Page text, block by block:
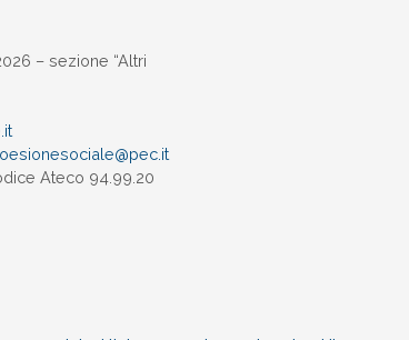
– sezione “Altri
it
Ateco 94.99.20